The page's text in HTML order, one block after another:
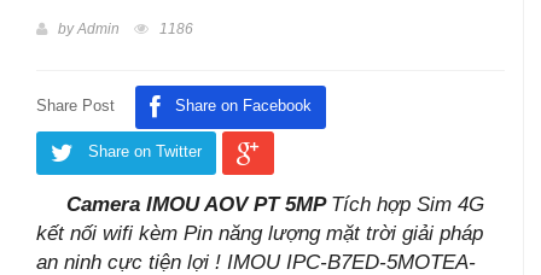
byAdmin 1186
Share Post Share on Facebook
Share on Twitter
Camera IMOU AOV PT 5MP Tích hợp Sim 4G
kết nối wifi kèm Pin năng lượng mặt trời giải pháp
an ninh cực tiện lợi ! IMOU IPC-B7ED-5MOTEA-